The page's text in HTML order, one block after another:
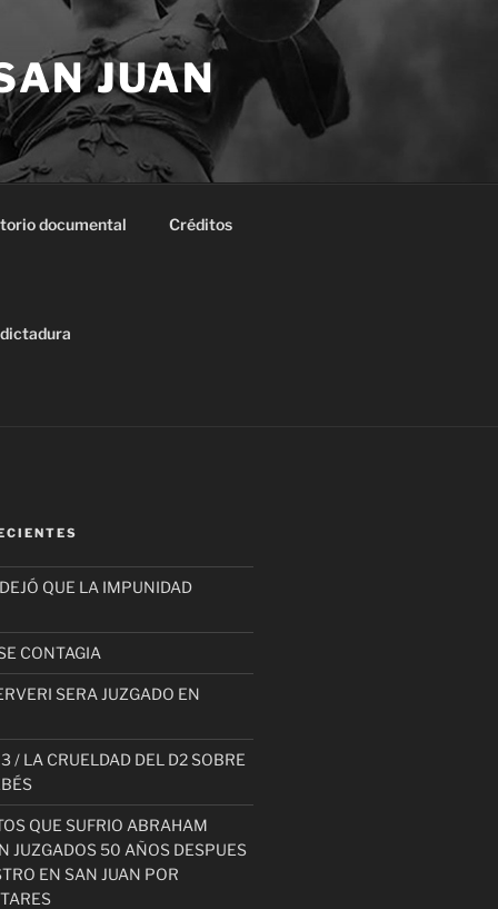
JUAN
documental Créditos
QUE LA IMPUNIDAD
CONTAGIA
SERA JUZGADO EN
/ LA CRUELDAD DEL D2 SOBRE
QUE SUFRIO ABRAHAM
JUZGADOS 50 AÑOS DESPUES
EN SAN JUAN POR